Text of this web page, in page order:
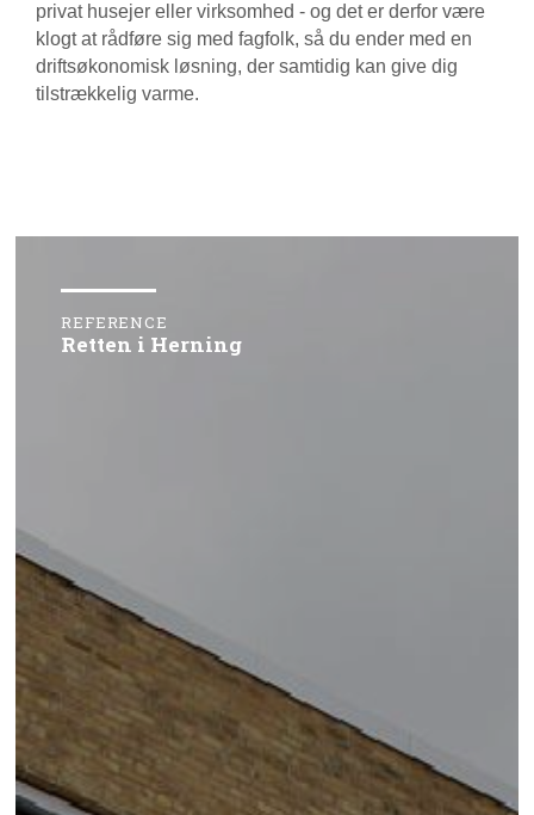
privat husejer eller virksomhed - og det er derfor være
klogt at rådføre sig med fagfolk, så du ender med en
driftsøkonomisk løsning, der samtidig kan give dig
tilstrækkelig varme.
REFERENCE
Retten i Herning